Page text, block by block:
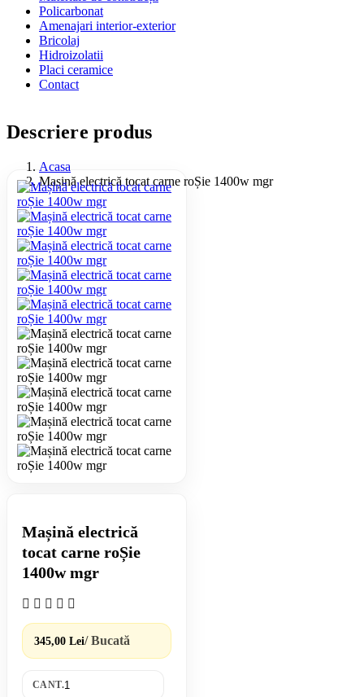
Policarbonat
Amenajari interior-exterior
Bricolaj
Hidroizolatii
Placi ceramice
Contact
Descriere produs
Acasa
Mașină electrică tocat carne roȘie 1400w mgr
Mașină electrică
tocat carne roȘie
1400w mgr
345,00 Lei/ Bucată
CANT.